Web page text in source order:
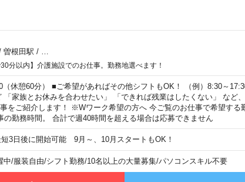
曽根田駅 /
分以内】介護施設でのお仕事。勤務地選べます！
（休憩60分） ■ご希望があればその他シフトもOK！ （例）8:30～
族とお休みを合わせたい」 「できれば残業はしたくない」 など
をご紹介します！ ※Wワーク希望の方へ 今ご覧のお仕事で希望する
の勤務時間。 合計で週40時間を超える場合は応募できません
3日後に開始可能 9月～、10月スタートもOK！
中/服装自由/シフト勤務/10名以上の大量募集/パソコンスキル不要